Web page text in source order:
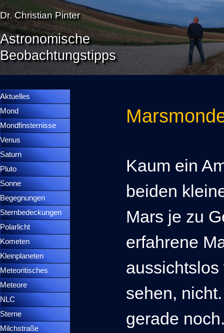
Direkt zum Seiteninhalt
Dr. Christian Pinter
Astronomische
Beobachtungstipps
Aktuelles
Mond
Mondfinsternisse
Venus
Saturn
Pluto
Sonne
Begegnungen
Sternbedeckungen
Polarlicht
Kometen
Kleinplaneten
Meteoritisches
Meteore
NLC
Sterne
Milchstraße
Kaum ein
beiden
Mars je zu
erfahrene
sehen,
gerade